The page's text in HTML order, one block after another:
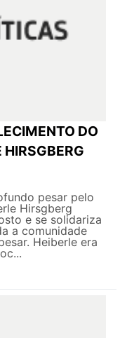
DO
HIRSGBERG
pesar pelo
Hirsgberg
e se solidariza
a comunidade
Heiberle era